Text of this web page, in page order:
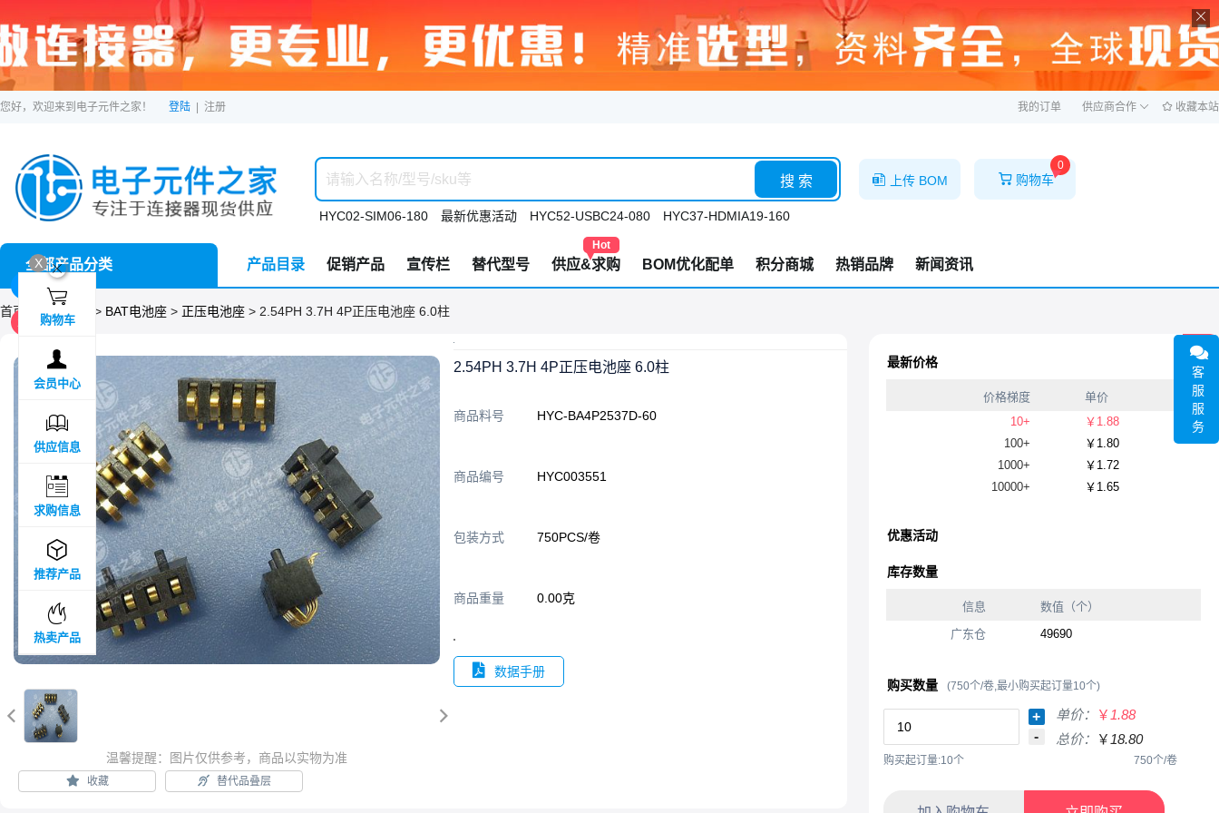
ဆ
您好，欢迎来到电子元件之家！ 登陆 注册 我的订单 供应商合作 收藏本站
HYC02-SIM06-180 最新优惠活动 HYC52-USBC24-080 HYC37-HDMIA19-160
搜 索 上传 BOM
0
购物车
全部产品分类 产品目录 促销产品 宣传栏 替代型号
Hot
供应&求购 BOM优化配单 积分商城 热销品牌 新闻资讯
首页 > 分类目录 > BAT电池座 > 正压电池座 > 2.54PH 3.7H 4P正压电池座 6.0柱
 
温馨提醒：图片仅供参考，商品以实物为准
收藏 替代品叠层
2.54PH 3.7H 4P正压电池座 6.0柱
商品料号 HYC-BA4P2537D-60
商品编号 HYC003551
包装方式 750PCS/卷
商品重量 0.00克
数据手册
1F
最新价格
价格梯度
单价
10+
￥1.88
100+
￥1.80
1000+
￥1.72
10000+
￥1.65
优惠活动
库存数量
信息
数值（个）
广东仓
49690
购买数量 (750个/卷,最小购买起订量10个)
+
-
单价： ￥ 1.88
总价：
￥ 18.80
购买起订量:10个 750个/卷
X ဆ

购物车

会员中心

供应信息

求购信息

推荐产品

热卖产品
客
服
服
务